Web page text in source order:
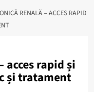
RENALĂ – ACCES RAPID
acces rapid și
și tratament